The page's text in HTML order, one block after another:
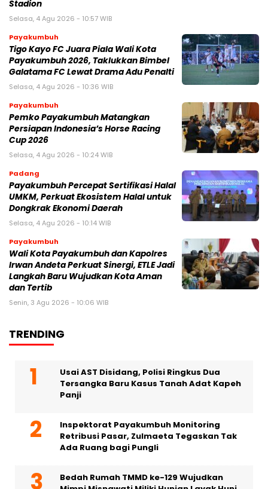
Stadion
Selasa, 4 Agu 2026 - 10:57 WIB
Payakumbuh
Tigo Kayo FC Juara Piala Wali Kota
Payakumbuh 2026, Taklukkan Bimbel
Galatama FC Lewat Drama Adu Penalti
Selasa, 4 Agu 2026 - 10:36 WIB
Payakumbuh
Pemko Payakumbuh Matangkan
Persiapan Indonesia’s Horse Racing
Cup 2026
Selasa, 4 Agu 2026 - 10:24 WIB
Padang
Payakumbuh Percepat Sertifikasi Halal
UMKM, Perkuat Ekosistem Halal untuk
Dongkrak Ekonomi Daerah
Selasa, 4 Agu 2026 - 10:14 WIB
Payakumbuh
Wali Kota Payakumbuh dan Kapolres
Irwan Andeta Perkuat Sinergi, ETLE Jadi
Langkah Baru Wujudkan Kota Aman
dan Tertib
Senin, 3 Agu 2026 - 10:06 WIB
TRENDING
Usai AST Disidang, Polisi Ringkus Dua
Tersangka Baru Kasus Tanah Adat Kapeh
Panji
Inspektorat Payakumbuh Monitoring
Retribusi Pasar, Zulmaeta Tegaskan Tak
Ada Ruang bagi Pungli
Bedah Rumah TMMD ke-129 Wujudkan